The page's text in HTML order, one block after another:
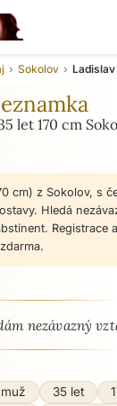
Sokolov Ladislav
let 170 cm
cm) z Sokolov, s
Hledá
Registrace
nezávazný
muž 35 let